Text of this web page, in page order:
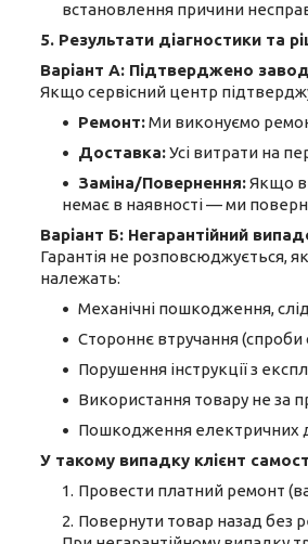
встановлення причини
5. Результати діагностики та
Варіант А: Підтверджено
Якщо сервісний центр
Ремонт:Ми виконуємо
Доставка:Усі витрати на
Заміна/Повернення:Якщо
немає в наявності — ми
Варіант Б: Негарантійний
Гарантія не розповсюджується,
належать:
Механічні пошкодження,
Стороннє втручання (спроби
Порушення інструкції з
Використання товару не за
Пошкодження електричних
У такому випадку клієнт
Провести платний ремонт
Повернути товар назад без